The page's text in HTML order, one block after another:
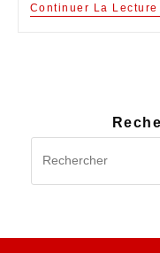
Continuer La Lecture